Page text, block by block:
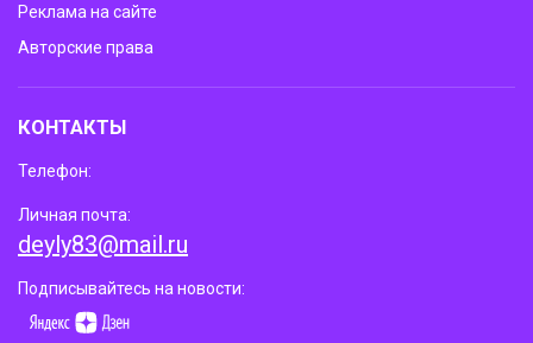
Реклама на сайте
Авторские права
КОНТАКТЫ
Телефон:
Личная почта:
deyly83@mail.ru
Подписывайтесь на новости: